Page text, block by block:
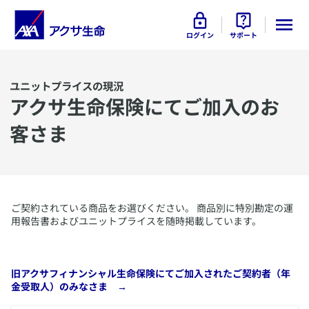
ログイン サポート
ユニットプライスの現況
アクサ生命保険にてご加入のお
客さま
​ご契約されている商品をお選びください。 商品別に特別勘定の運
用報告書およびユニットプライスを随時掲載しています。
​旧アクサフィナンシャル生命保険にてご加入されたご契約者（年
金受取人）のみなさま →